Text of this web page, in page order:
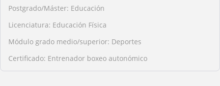
Postgrado/Máster: Educación
Licenciatura: Educación Física
Módulo grado medio/superior: Deportes
Certificado: Entrenador boxeo autonómico